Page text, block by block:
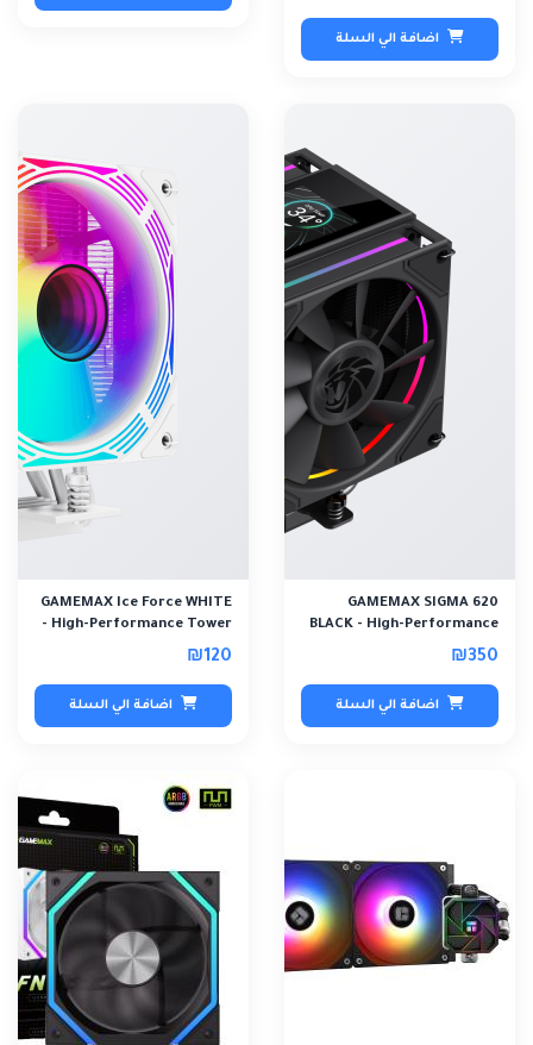
اضافة الي السلة
GAMEMAX SIGMA 620
BLACK - High-Performance
Air CPU Cooler wi..
₪350
اضافة الي السلة
GAMEMAX Ice Force WHITE
- High-Performance Tower
Air CPU Coo..
₪120
اضافة الي السلة